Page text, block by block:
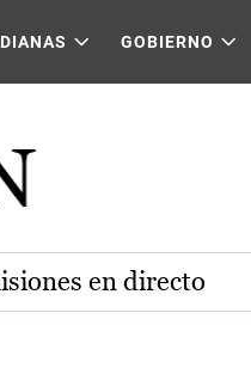
GOBIERNO
en directo